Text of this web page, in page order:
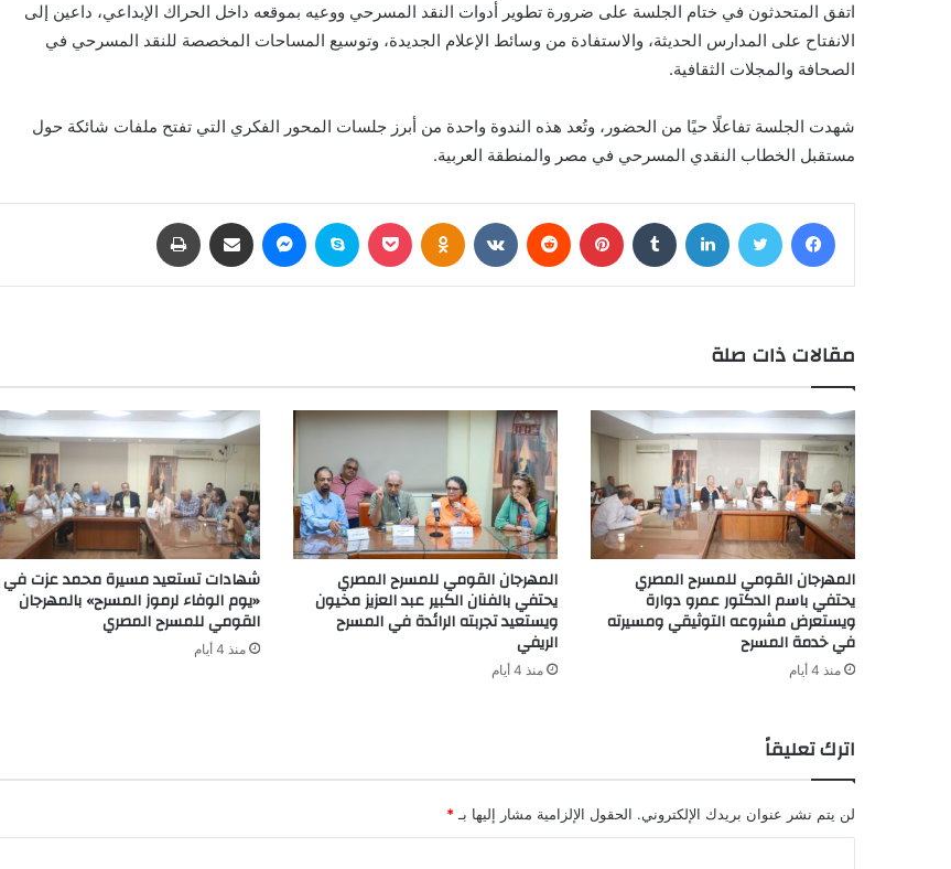
اتفق المتحدثون في ختام الجلسة على ضرورة تطوير أدوات النقد المسرحي ووعيه بموقعه داخل الحراك الإبداعي، داعين إلى
الانفتاح على المدارس الحديثة، والاستفادة من وسائط الإعلام الجديدة، وتوسيع المساحات المخصصة للنقد المسرحي في
الصحافة والمجلات الثقافية.
شهدت الجلسة تفاعلًا حيًا من الحضور، وتُعد هذه الندوة واحدة من أبرز جلسات المحور الفكري التي تفتح ملفات شائكة حول
مستقبل الخطاب النقدي المسرحي في مصر والمنطقة العربية.
فيسبوك تويتر لينكدإن بينتيريست Odnoklassniki
بوكيت سكايب ماسنجر مشاركة عبر البريد
مقالات ذات صلة
المهرجان القومي للمسرح المصري
يحتفي باسم الدكتور عمرو دوارة
ويستعرض مشروعه التوثيقي ومسيرته
في خدمة المسرح
منذ 4 أيام
المهرجان القومي للمسرح المصري
يحتفي بالفنان الكبير عبد العزيز مخيون
ويستعيد تجربته الرائدة في المسرح
الريفي
منذ 4 أيام
شهادات تستعيد مسيرة محمد عزت في
«يوم الوفاء لرموز المسرح» بالمهرجان
القومي للمسرح المصري
منذ 4 أيام
اترك تعليقاً
لن يتم نشر عنوان بريدك الإلكتروني. الحقول الإلزامية مشار إليها بـ *